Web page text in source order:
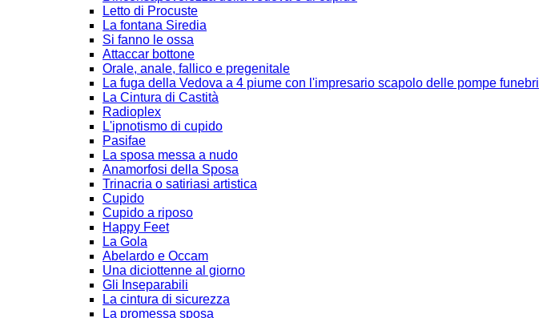
Letto di Procuste
La fontana Siredia
Si fanno le ossa
Attaccar bottone
Orale, anale, fallico e pregenitale
La fuga della Vedova a 4 piume con l'impresario scapolo delle pompe funebri
La Cintura di Castità
Radioplex
L'ipnotismo di cupido
Pasifae
La sposa messa a nudo
Anamorfosi della Sposa
Trinacria o satiriasi artistica
Cupido
Cupido a riposo
Happy Feet
La Gola
Abelardo e Occam
Una diciottenne al giorno
Gli Inseparabili
La cintura di sicurezza
La promessa sposa